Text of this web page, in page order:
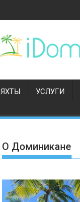
ЯХТЫ УСЛУГИ
О Доминикане